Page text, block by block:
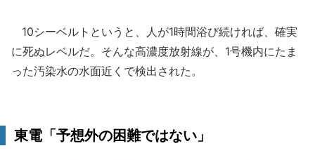
10シーベルトというと、人が1時間浴び続ければ、確実
に死ぬレベルだ。そんな高濃度放射線が、1号機内にたま
った汚染水の水面近くで検出された。
東電「予想外の困難ではない」